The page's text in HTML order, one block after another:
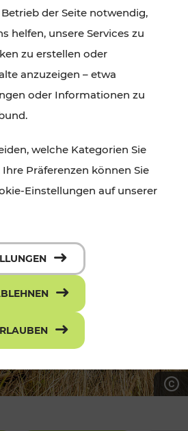
den Ticket- und Fahrplan-
gut und schnell erreichbar.
der Seite notwendig,
helfen, unsere Services zu
zu erstellen oder
anzuzeigen – etwa
oder Informationen zu
welche Kategorien Sie
Präferenzen können Sie
Einstellungen auf unserer